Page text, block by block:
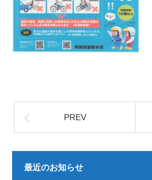
PREV
最近のお知らせ